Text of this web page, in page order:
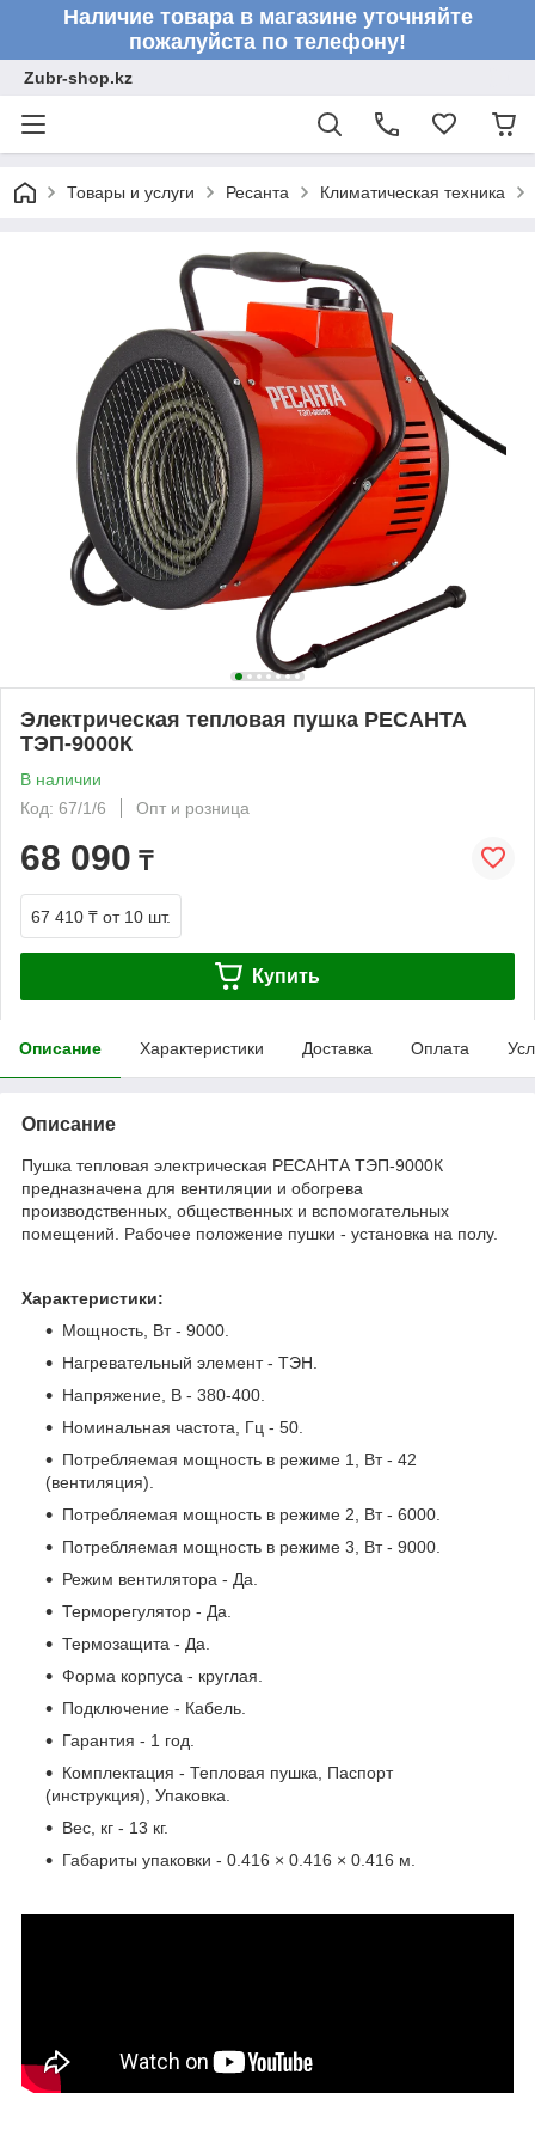
Наличие товара в магазине уточняйте
пожалуйста по телефону!
Zubr-shop.kz
Товары и услуги Ресанта Климатическая техника
Электрическая тепловая пушка РЕСАНТА
ТЭП-9000К
В наличии
Код: 67/1/6
Опт и розница
68 090 ₸
67 410 ₸ от 10 шт.
Купить
Описание Характеристики Доставка Оплата
Описание
Пушка тепловая электрическая РЕСАНТА ТЭП-9000К
предназначена для вентиляции и обогрева
производственных, общественных и вспомогательных
помещений. Рабочее положение пушки - установка на полу.
Характеристики:
Мощность, Вт - 9000.
Нагревательный элемент - ТЭН.
Напряжение, В - 380-400.
Номинальная частота, Гц - 50.
Потребляемая мощность в режиме 1, Вт - 42
(вентиляция).
Потребляемая мощность в режиме 2, Вт - 6000.
Потребляемая мощность в режиме 3, Вт - 9000.
Режим вентилятора - Да.
Терморегулятор - Да.
Термозащита - Да.
Форма корпуса - круглая.
Подключение - Кабель.
Гарантия - 1 год.
Комплектация - Тепловая пушка, Паспорт
(инструкция), Упаковка.
Вес, кг - 13 кг.
Габариты упаковки - 0.416 × 0.416 × 0.416 м.